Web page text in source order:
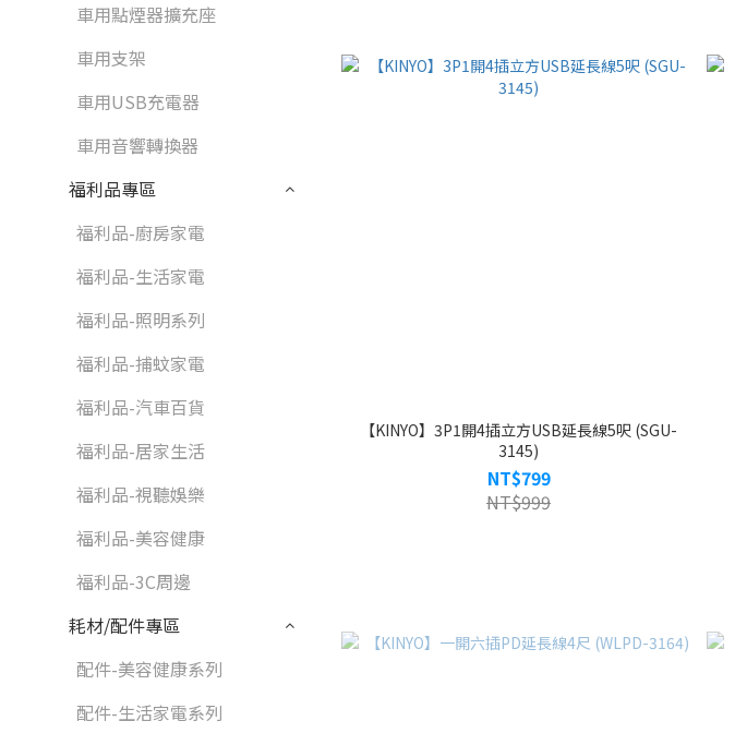
車用點煙器擴充座
車用支架
車用USB充電器
車用音響轉換器
福利品專區
福利品-廚房家電
福利品-生活家電
福利品-照明系列
福利品-捕蚊家電
福利品-汽車百貨
福利品-居家生活
福利品-視聽娛樂
福利品-美容健康
福利品-3C周邊
耗材/配件專區
配件-美容健康系列
配件-生活家電系列
【KINYO】3P1開4插立方USB延長線5呎 (SGU-
3145)
NT$799
NT$999